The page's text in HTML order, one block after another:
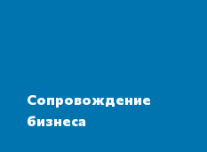
Сопровождение
бизнеса